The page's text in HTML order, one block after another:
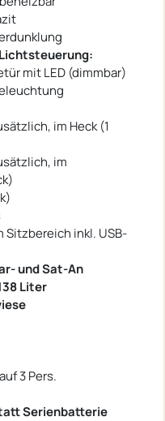
mit LED (dimmbar)
im Heck (1
im
Sitzbereich inkl. USB-
und Sat-An
Liter
3 Pers.
Serienbatterie